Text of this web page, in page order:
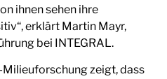
ihnen sehen ihre
erklärt Martin Mayr,
bei INTEGRAL.
Milieuforschung zeigt, dass